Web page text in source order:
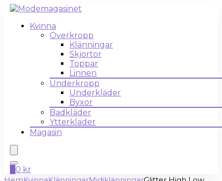
Kvinna
Överkropp
Klänningar
Skjortor
Toppar
Linnen
Underkropp
Underkläder
Byxor
Badkläder
Ytterkläder
Magasin
0 kr